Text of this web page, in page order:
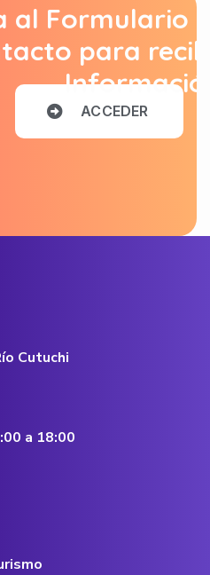
al Formulario
para
ACCEDER
Cutuchi
a 18:00